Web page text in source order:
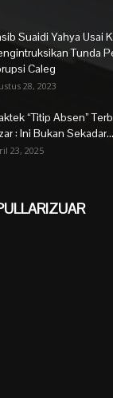
Suaidi Yahya Usai
Tunda
Caleg
28, 2023
“Titip Absen”
: Ini Bukan Sekadar...
23, 2025